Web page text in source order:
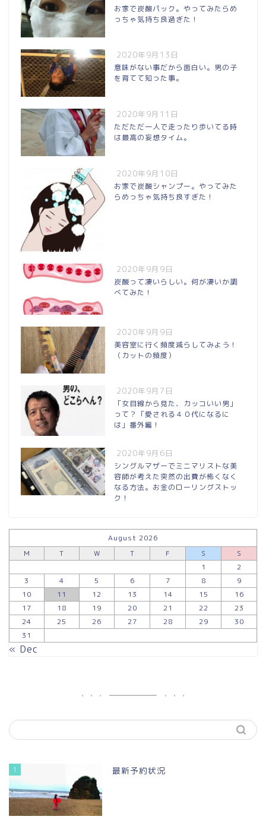
お家で炭酸パック。やってみたらめ
っちゃ気持ち良過ぎた！
2020年9月13日
意味がない事だから面白い。男の子
を育てて知った事。
2020年9月11日
ただただ一人で走ったり歩いてる時
は最高の妄想タイム。
2020年9月10日
お家で炭酸シャンプー。やってみた
らめっちゃ気持ち良すぎた！
2020年9月9日
炭酸って凄いらしい。何が凄いか調
べてみた！
2020年9月9日
美容室に行く頻度減らしてみよう！
（カットの頻度）
2020年9月7日
「女目線から見た、カッコいい男」
って？「愛される４０代になるに
は」番外編！
2020年9月6日
シングルマザーでミニマリストな美
容師が考えた突然の出費が怖くなく
なる方法。お金のローリングストッ
ク！
August 2026
M
T W T F S
S
1
2
3
4 5 6 7 8
9
10
11 12 13 14 15
16
17
18 19 20 21 22
23
24
25 26 27 28 29
30
31
« Dec
1 最新予約状況